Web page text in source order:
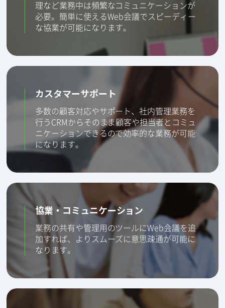
理など業務中は頻繁なコミュニケーションが
必要。 簡単に使えるWeb会議でスピーディー
な協業が可能になります。
カスタマーサポート
多数の顧客対応やサポート、社内管理業務を
行うCRMからそのまま顧客や担当者とコミュ
ニケーションできるので効率的な業務が可能
になります。
協業・コミュニケーション
業務の共有や管理用のツールにWeb会議を追
加すれば、よりスムーズに意思疎通が可能に
なります。